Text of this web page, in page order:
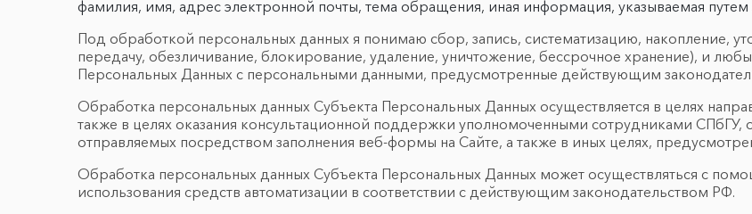
фамилия, имя, адрес электронной почты, тема обращения, иная информация, указываемая
Под обработкой персональных данных я понимаю сбор, запись, систематизацию, накопление,
передачу, обезличивание, блокирование, удаление, уничтожение, бессрочное хранение), и
Персональных Данных с персональными данными, предусмотренные действующим
Обработка персональных данных Субъекта Персональных Данных осуществляется в целях
также в целях оказания консультационной поддержки уполномоченными сотрудниками СПбГУ,
отправляемых посредством заполнения веб-формы на Сайте, а также в иных целях,
Обработка персональных данных Субъекта Персональных Данных может осуществляться с
использования средств автоматизации в соответствии с действующим законодательством РФ.